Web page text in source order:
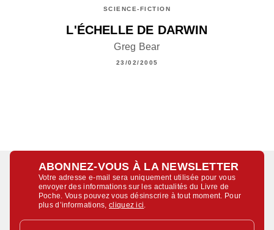
SCIENCE-FICTION
L'ÉCHELLE DE DARWIN
Greg Bear
23/02/2005
ABONNEZ-VOUS À LA NEWSLETTER
Votre adresse e-mail sera uniquement utilisée pour vous
envoyer des informations sur les actualités du Livre de
Poche. Vous pouvez vous désinscrire à tout moment. Pour
plus d’informations,cliquez ici